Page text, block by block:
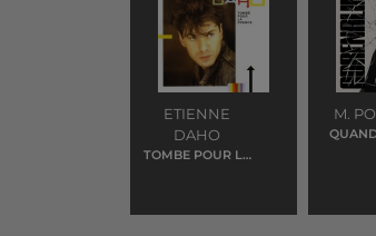
ETIENNE
DAHO
TOMBE POUR LA
M.